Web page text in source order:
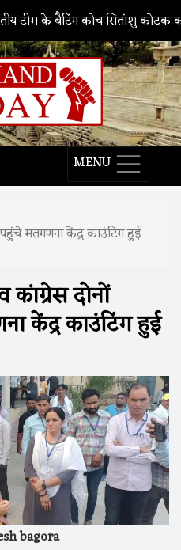
के बैटिंग कोच सितांशु कोटक का
MENU
पहुंचे मतगणना केंद्र काउंटिंग हुई
दोनों
केंद्र काउंटिंग हुई
bagora